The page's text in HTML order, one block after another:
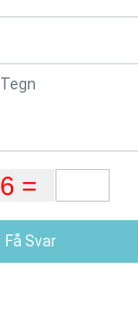
Få Svar